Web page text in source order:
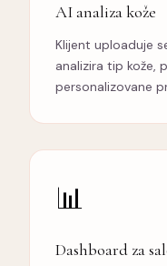
AI analiza kože
Klijent uploaduje
analizira tip kože,
personalizovane
📊
Dashboard za